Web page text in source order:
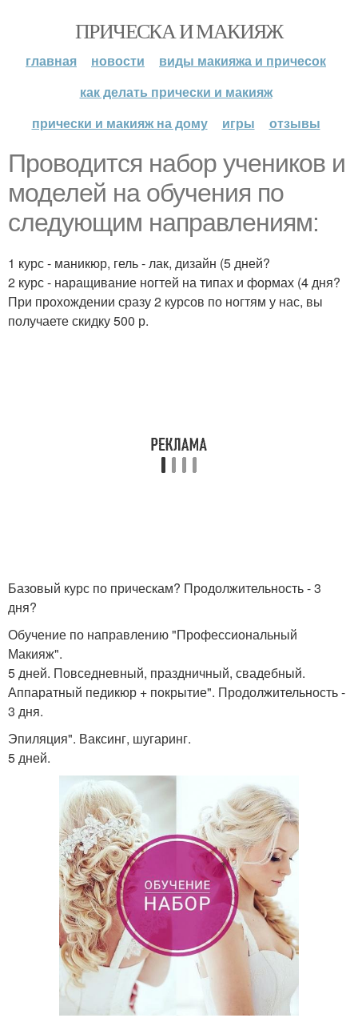
ПРИЧЕСКА И МАКИЯЖ
главная новости
виды макияжа и причесок
как делать прически и макияж
прически и макияж на дому
игры отзывы
Проводится набор учеников и
моделей на обучения по
следующим направлениям:
1 курс - маникюр, гель - лак, дизайн (5 дней?
2 курс - наращивание ногтей на типах и формах (4 дня?
При прохождении сразу 2 курсов по ногтям у нас, вы
получаете скидку 500 р.
Базовый курс по прическам? Продолжительность - 3
дня?
Обучение по направлению "Профессиональный
Макияж".
5 дней. Повседневный, праздничный, свадебный.
Аппаратный педикюр + покрытие". Продолжительность -
3 дня.
Эпиляция". Ваксинг, шугаринг.
5 дней.